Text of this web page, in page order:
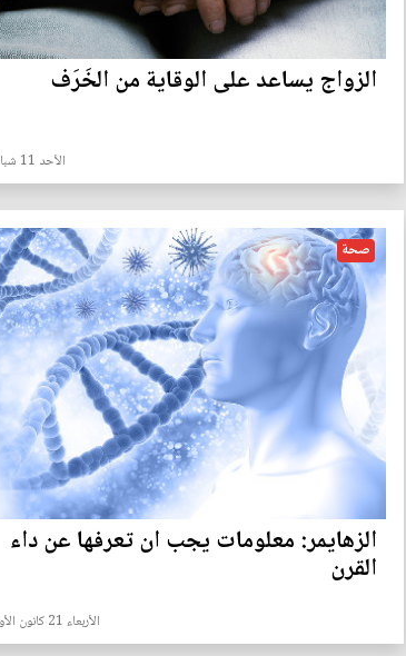
الزواج يساعد على الوقاية من الخَرَف
الأحد 11 شباط 2024
صحة
الزهايمر: معلومات يجب ان تعرفها عن داء
القرن
الأربعاء 21 كانون الأول 2022